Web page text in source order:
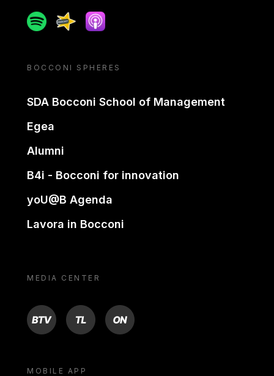
SpotifySpreakerApple podcast
BOCCONI SPHERES
SDA Bocconi School of Management
Egea
Alumni
B4i - Bocconi for innovation
yoU@B Agenda
Lavora in Bocconi
MEDIA CENTER
BTV TL ON
MOBILE APP